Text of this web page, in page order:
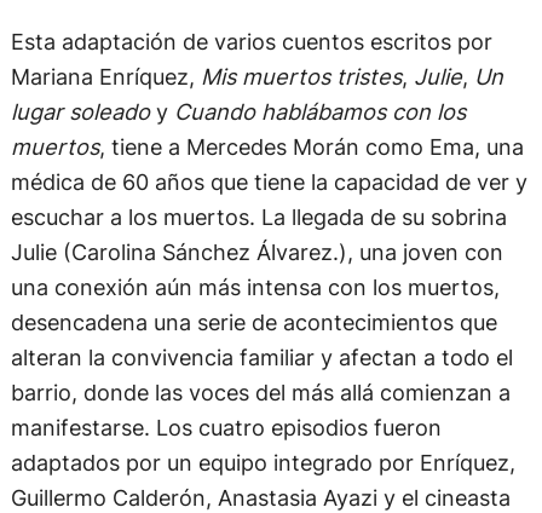
Esta adaptación de varios cuentos escritos por
Mariana Enríquez, Mis muertos tristes, Julie, Un
lugar soleadoy Cuando hablábamos con los
muertos, tiene a Mercedes Morán como Ema, una
médica de 60 años que tiene la capacidad de ver y
escuchar a los muertos. La llegada de su sobrina
Julie (Carolina Sánchez Álvarez.), una joven con
una conexión aún más intensa con los muertos,
desencadena una serie de acontecimientos que
alteran la convivencia familiar y afectan a todo el
barrio, donde las voces del más allá comienzan a
manifestarse. Los cuatro episodios fueron
adaptados por un equipo integrado por Enríquez,
Guillermo Calderón, Anastasia Ayazi y el cineasta